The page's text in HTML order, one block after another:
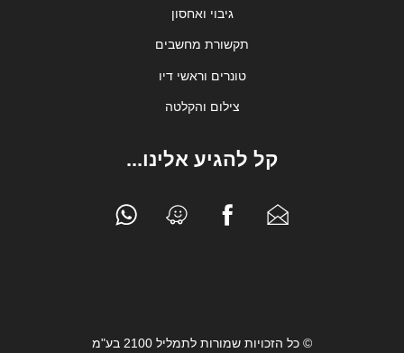
גיבוי ואחסון
תקשורת מחשבים
טונרים וראשי דיו
צילום והקלטה
קל להגיע אלינו...
© כל הזכויות שמורות לתמליל 2100 בע"מ